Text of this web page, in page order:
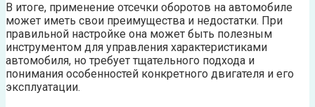
В итоге, применение отсечки оборотов на автомобиле
может иметь свои преимущества и недостатки. При
правильной настройке она может быть полезным
инструментом для управления характеристиками
автомобиля, но требует тщательного подхода и
понимания особенностей конкретного двигателя и его
эксплуатации.